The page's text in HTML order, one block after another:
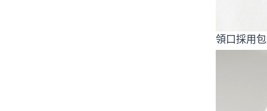
領口採用